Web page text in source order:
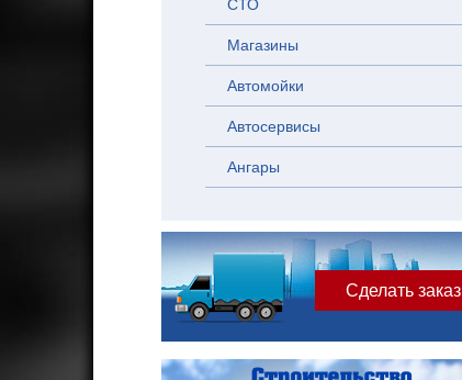
СТО
Магазины
Автомойки
Автосервисы
Ангары
Сделать заказ